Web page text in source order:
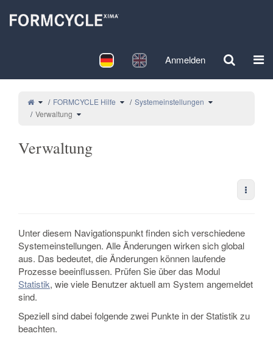
Deutsch English Anmelden
Schalte den übergeordneten Baum von Verwaltung um.
FORMCYCLE Hilfe Schalte den Verzeichnisbaum unter
Systemeinstellungen Schalte den
Verwaltung Schalte den Verzeichnisbaum unter Verwaltung um.
Verwaltung
Unter diesem Navigationspunkt finden sich verschiedene
Systemeinstellungen. Alle Änderungen wirken sich global
aus. Das bedeutet, die Änderungen können laufende
Prozesse beeinflussen. Prüfen Sie über das Modul
Statistik, wie viele Benutzer aktuell am System angemeldet
sind.
Speziell sind dabei folgende zwei Punkte in der Statistik zu
beachten.